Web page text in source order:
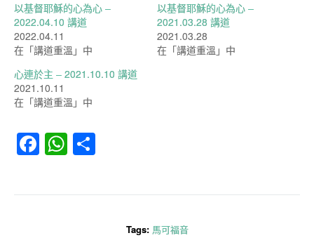
以基督耶穌的心為心 –
2022.04.10 講道
2022.04.11
在「講道重溫」中
以基督耶穌的心為心 –
2021.03.28 講道
2021.03.28
在「講道重溫」中
心連於主 – 2021.10.10 講道
2021.10.11
在「講道重溫」中
Facebook
WhatsApp
Tags: 馬可福音